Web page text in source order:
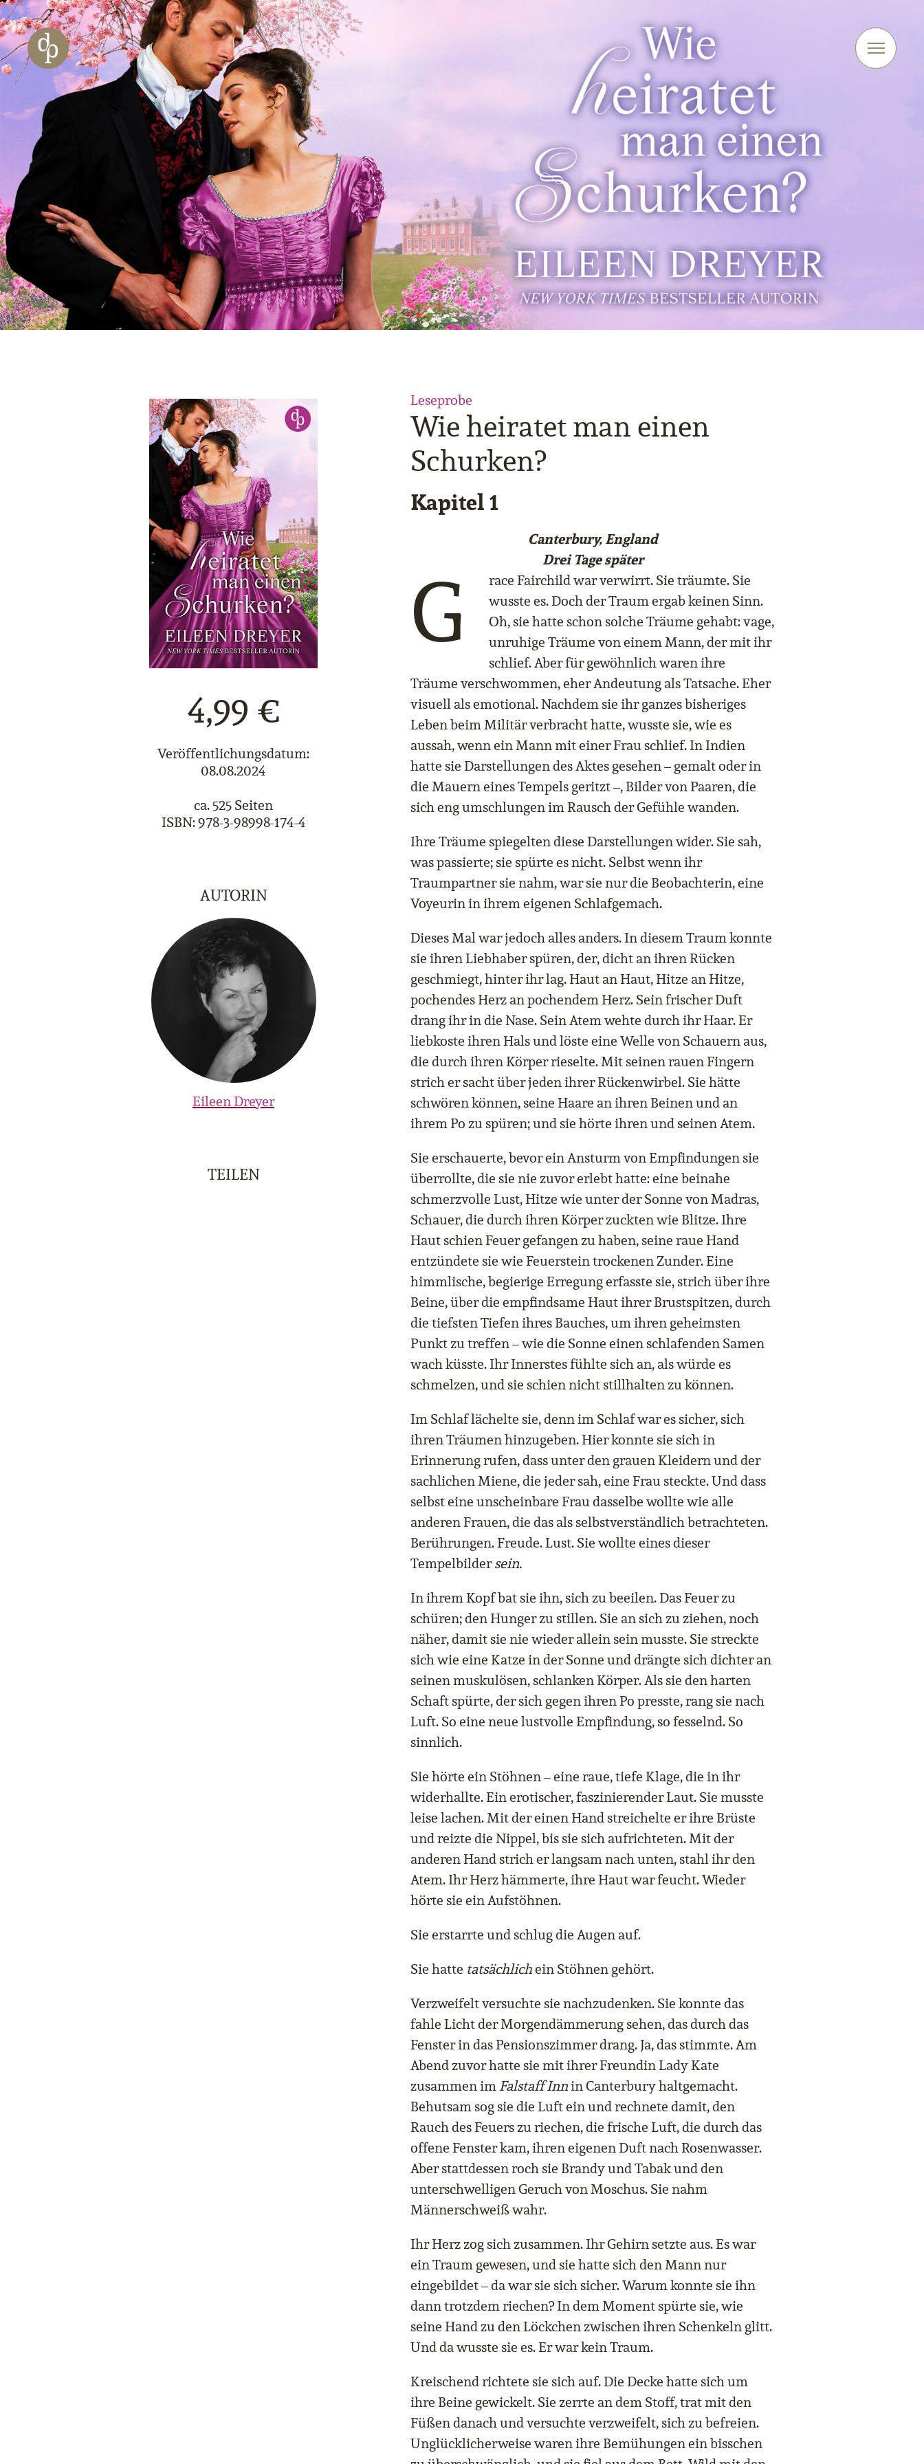
Zum Haupt-Inhalt springen
Zur Navigation springen
Zur Website-Suche springen
4,99 €
Veröffentlichungsdatum:
08.08.2024
ca. 525 Seiten
ISBN: 978-3-98998-174-4
AUTORIN
Eileen Dreyer
TEILEN
Leseprobe
Wie heiratet man einen
Schurken?
Kapitel 1
Canterbury, England
Drei Tage später
G
race Fairchild war verwirrt. Sie träumte. Sie
wusste es. Doch der Traum ergab keinen Sinn.
Oh, sie hatte schon solche Träume gehabt: vage,
unruhige Träume von einem Mann, der mit ihr
schlief. Aber für gewöhnlich waren ihre
Träume verschwommen, eher Andeutung als Tatsache. Eher
visuell als emotional. Nachdem sie ihr ganzes bisheriges
Leben beim Militär verbracht hatte, wusste sie, wie es
aussah, wenn ein Mann mit einer Frau schlief. In Indien
hatte sie Darstellungen des Aktes gesehen – gemalt oder in
die Mauern eines Tempels geritzt –, Bilder von Paaren, die
sich eng umschlungen im Rausch der Gefühle wanden.
Ihre Träume spiegelten diese Darstellungen wider. Sie sah,
was passierte; sie spürte es nicht. Selbst wenn ihr
Traumpartner sie nahm, war sie nur die Beobachterin, eine
Voyeurin in ihrem eigenen Schlafgemach.
Dieses Mal war jedoch alles anders. In diesem Traum konnte
sie ihren Liebhaber spüren, der, dicht an ihren Rücken
geschmiegt, hinter ihr lag. Haut an Haut, Hitze an Hitze,
pochendes Herz an pochendem Herz. Sein frischer Duft
drang ihr in die Nase. Sein Atem wehte durch ihr Haar. Er
liebkoste ihren Hals und löste eine Welle von Schauern aus,
die durch ihren Körper rieselte. Mit seinen rauen Fingern
strich er sacht über jeden ihrer Rückenwirbel. Sie hätte
schwören können, seine Haare an ihren Beinen und an
ihrem Po zu spüren; und sie hörte ihren und seinen Atem.
Sie erschauerte, bevor ein Ansturm von Empfindungen sie
überrollte, die sie nie zuvor erlebt hatte: eine beinahe
schmerzvolle Lust, Hitze wie unter der Sonne von Madras,
Schauer, die durch ihren Körper zuckten wie Blitze. Ihre
Haut schien Feuer gefangen zu haben, seine raue Hand
entzündete sie wie Feuerstein trockenen Zunder. Eine
himmlische, begierige Erregung erfasste sie, strich über ihre
Beine, über die empfindsame Haut ihrer Brustspitzen, durch
die tiefsten Tiefen ihres Bauches, um ihren geheimsten
Punkt zu treffen – wie die Sonne einen schlafenden Samen
wach küsste. Ihr Innerstes fühlte sich an, als würde es
schmelzen, und sie schien nicht stillhalten zu können.
Im Schlaf lächelte sie, denn im Schlaf war es sicher, sich
ihren Träumen hinzugeben. Hier konnte sie sich in
Erinnerung rufen, dass unter den grauen Kleidern und der
sachlichen Miene, die jeder sah, eine Frau steckte. Und dass
selbst eine unscheinbare Frau dasselbe wollte wie alle
anderen Frauen, die das als selbstverständlich betrachteten.
Berührungen. Freude. Lust. Sie wollte eines dieser
Tempelbildersein.
In ihrem Kopf bat sie ihn, sich zu beeilen. Das Feuer zu
schüren; den Hunger zu stillen. Sie an sich zu ziehen, noch
näher, damit sie nie wieder allein sein musste. Sie streckte
sich wie eine Katze in der Sonne und drängte sich dichter an
seinen muskulösen, schlanken Körper. Als sie den harten
Schaft spürte, der sich gegen ihren Po presste, rang sie nach
Luft. So eine neue lustvolle Empfindung, so fesselnd. So
sinnlich.
Sie hörte ein Stöhnen – eine raue, tiefe Klage, die in ihr
widerhallte. Ein erotischer, faszinierender Laut. Sie musste
leise lachen. Mit der einen Hand streichelte er ihre Brüste
und reizte die Nippel, bis sie sich aufrichteten. Mit der
anderen Hand strich er langsam nach unten, stahl ihr den
Atem. Ihr Herz hämmerte, ihre Haut war feucht. Wieder
hörte sie ein Aufstöhnen.
Sie erstarrte und schlug die Augen auf.
Sie hatte tatsächlichein Stöhnen gehört.
Verzweifelt versuchte sie nachzudenken. Sie konnte das
fahle Licht der Morgendämmerung sehen, das durch das
Fenster in das Pensionszimmer drang. Ja, das stimmte. Am
Abend zuvor hatte sie mit ihrer Freundin Lady Kate
zusammen imFalstaff Innin Canterbury haltgemacht.
Behutsam sog sie die Luft ein und rechnete damit, den
Rauch des Feuers zu riechen, die frische Luft, die durch das
offene Fenster kam, ihren eigenen Duft nach Rosenwasser.
Aber stattdessen roch sie Brandy und Tabak und den
unterschwelligen Geruch von Moschus. Sie nahm
Männerschweiß wahr.
Ihr Herz zog sich zusammen. Ihr Gehirn setzte aus. Es war
ein Traum gewesen, und sie hatte sich den Mann nur
eingebildet – da war sie sich sicher. Warum konnte sie ihn
dann trotzdem riechen? In dem Moment spürte sie, wie
seine Hand zu den Löckchen zwischen ihren Schenkeln glitt.
Und da wusste sie es. Er war kein Traum.
Kreischend richtete sie sich auf. Die Decke hatte sich um
ihre Beine gewickelt. Sie zerrte an dem Stoff, trat mit den
Füßen danach und versuchte verzweifelt, sich zu befreien.
Unglücklicherweise waren ihre Bemühungen ein bisschen